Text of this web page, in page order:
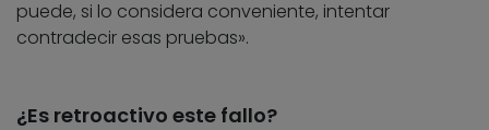
puede, si lo considera conveniente, intentar
contradecir esas pruebas».
¿Es retroactivo este fallo?